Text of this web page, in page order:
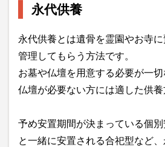
永代供養
永代供養とは遺骨を霊園やお寺
管理してもらう方法です。
お墓や仏壇を用意する必要が一
仏壇が必要ない方には適した供養
予め安置期間が決まっている個
と一緒に安置される合祀型など